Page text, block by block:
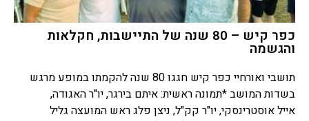
כפר קיש – 80 שנה של התיישבות, חקלאות
והגשמה
תושבי ואורחיי כפר קיש חגגו 80 שנה להקמתו במופע מרגש
בשדות המושב *תמונה ראשית: איתם בירגר, יו"ר האגודה,
אייל אוסטרינסקי, יו"ר קק"ל, ניצן פלג ראש המועצה גליל